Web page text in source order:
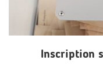
Inscription